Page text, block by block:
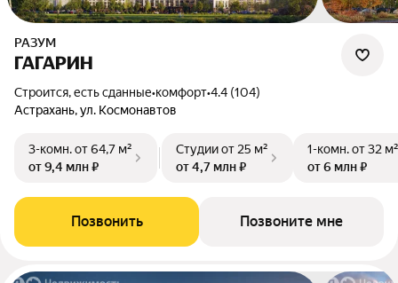
РАЗУМ
ГАГАРИН
Строится, есть сданные•комфорт•4.4 (104)
Астрахань, ул. Космонавтов
3-комн.от 64,7 м²
от 9,4 млн ₽
Студииот 25 м²
от 4,7 млн ₽
1-комн.от 32 м²
от 6 млн ₽
Позвонить Позвоните мне